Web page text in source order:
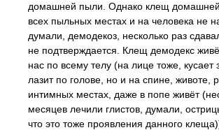
домашней пыли. Однако клещ
всех пыльных местах и на человека не
думали, демодекоз, несколько раз
не подтверждается. Клещ демодекс
нас по всему телу (на лице тоже, кусает
лазит по голове, но и на спине, животе,
интимных местах, даже в попе живёт
месяцев лечили глистов, думали,
что это тоже проявления данного